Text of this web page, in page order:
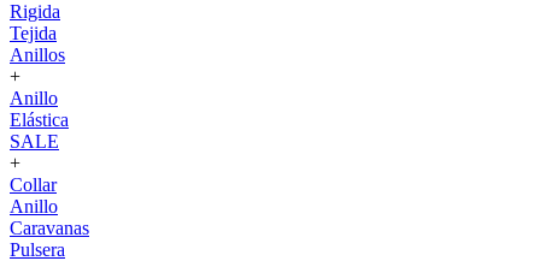
Rigida
Tejida
Anillos
+
Anillo
Elástica
SALE
+
Collar
Anillo
Caravanas
Pulsera